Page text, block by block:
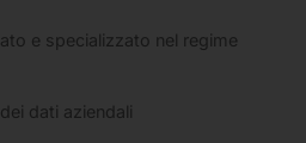
e specializzato nel regime
dati aziendali